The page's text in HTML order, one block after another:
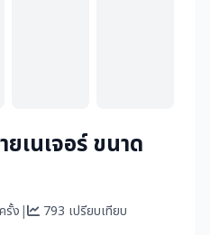
เนเจอร์ ขนาด
รั้ง| 793 เปรียบเทียบ